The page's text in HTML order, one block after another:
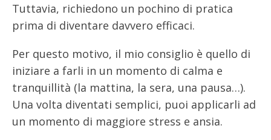
Tuttavia, richiedono un pochino di pratica
prima di diventare davvero efficaci.
Per questo motivo, il mio consiglio è quello di
iniziare a farli in un momento di calma e
tranquillità (la mattina, la sera, una pausa…).
Una volta diventati semplici, puoi applicarli ad
un momento di maggiore stress e ansia.